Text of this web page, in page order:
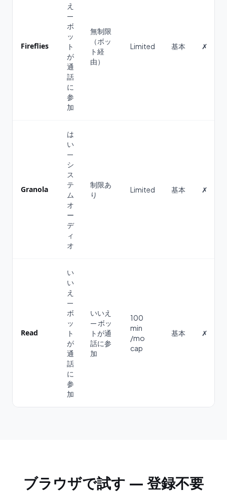
Fireflies
え
—
ボ
ッ
ト
が
通
話
に
参
加
無制限
（ボッ
ト経
由）
Limited 基本 ✗
Granola
は
い
—
シ
ス
テ
ム
オ
ー
デ
ィ
オ
制限あ
り
Limited 基本 ✗
Read
い
い
え
—
ボ
ッ
ト
が
通
話
に
参
加
いいえ
— ボッ
トが通
話に参
加
100
min
/mo
cap
基本 ✗
ブラウザで試す — 登録不要